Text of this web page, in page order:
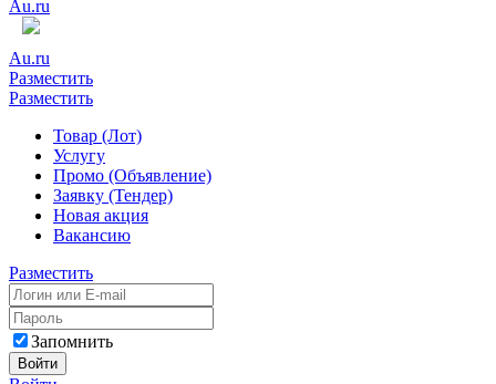
Au.ru
Au.ru
Разместить
Разместить
Товар (Лот)
Услугу
Промо (Объявление)
Заявку (Тендер)
Новая акция
Вакансию
Разместить
Запомнить
Войти